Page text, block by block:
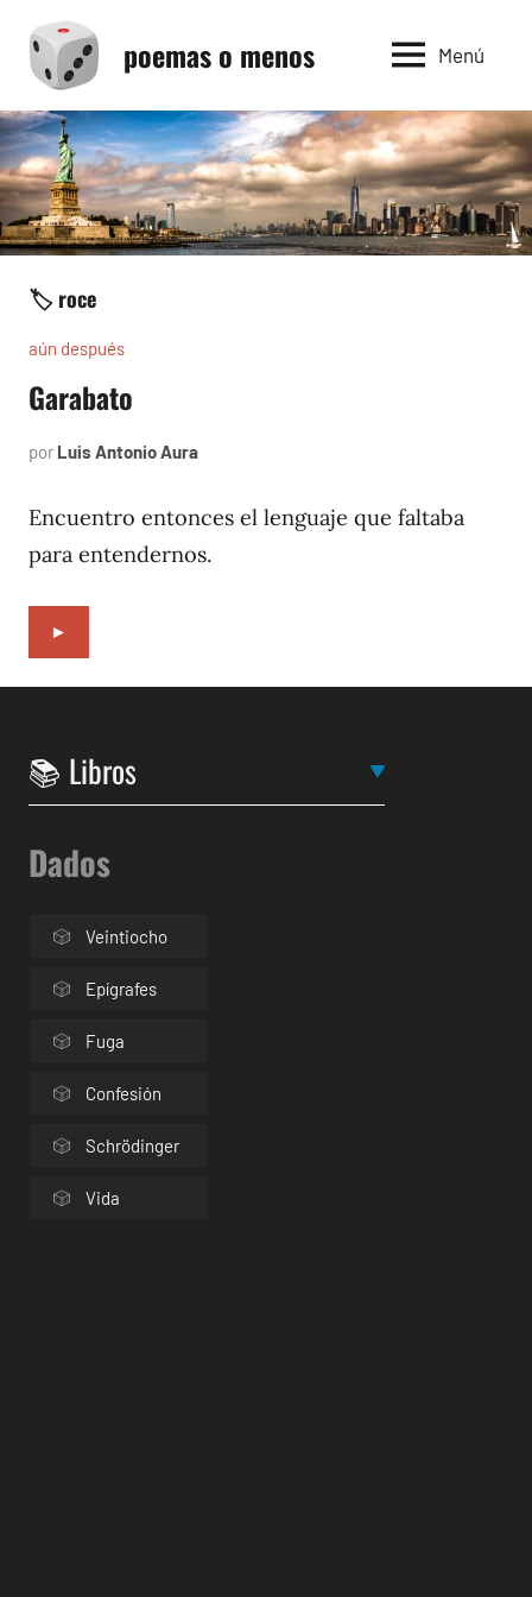
contenido
poemas o menos Menú
🏷️ roce
aún después
Garabato
por Luis Antonio Aura
2004
Encuentro entonces el lenguaje que faltaba
para entendernos.
►
Dados
Veintiocho
Epígrafes
Fuga
Confesión
Schrödinger
Vida